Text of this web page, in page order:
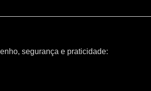
segurança e praticidade: